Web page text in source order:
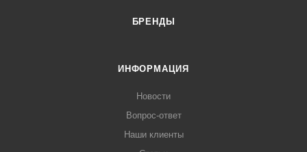
БРЕНДЫ
ИНФОРМАЦИЯ
Новости
Вопрос-ответ
Наши клиенты